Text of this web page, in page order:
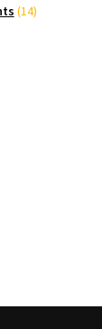
1414